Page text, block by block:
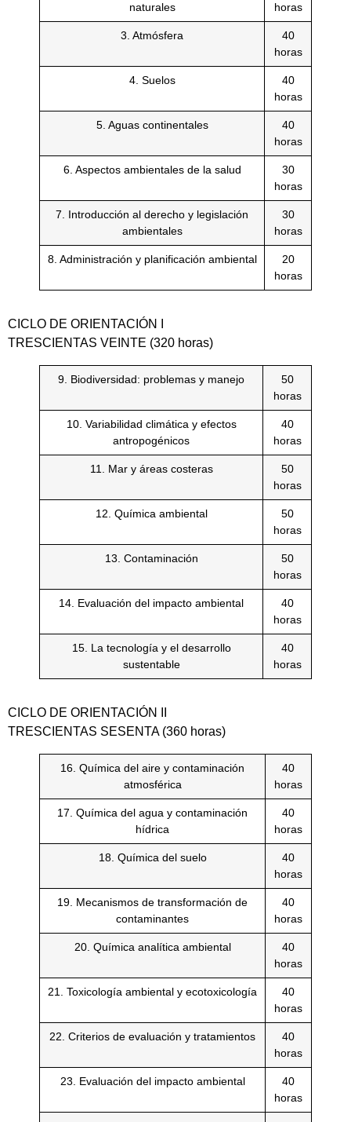
naturales
horas
3. Atmósfera
40
horas
4. Suelos
40
horas
5. Aguas continentales
40
horas
6. Aspectos ambientales de la salud
30
horas
7. Introducción al derecho y legislación
ambientales
30
horas
8. Administración y planificación ambiental
20
horas
CICLO DE ORIENTACIÓN I
TRESCIENTAS VEINTE (320 horas)
9. Biodiversidad: problemas y manejo
50
horas
10. Variabilidad climática y efectos
antropogénicos
40
horas
11. Mar y áreas costeras
50
horas
12. Química ambiental
50
horas
13. Contaminación
50
horas
14. Evaluación del impacto ambiental
40
horas
15. La tecnología y el desarrollo
sustentable
40
horas
CICLO DE ORIENTACIÓN II
TRESCIENTAS SESENTA (360 horas)
16. Química del aire y contaminación
atmosférica
40
horas
17. Química del agua y contaminación
hídrica
40
horas
18. Química del suelo
40
horas
19. Mecanismos de transformación de
contaminantes
40
horas
20. Química analítica ambiental
40
horas
21. Toxicología ambiental y ecotoxicología
40
horas
22. Criterios de evaluación y tratamientos
40
horas
23. Evaluación del impacto ambiental
40
horas